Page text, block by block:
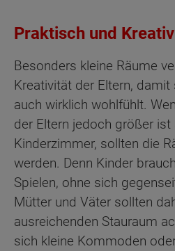
Praktisch und Kreativ
Besonders kleine Räume
Kreativität der Eltern,
auch wirklich wohlfühlt.
der Eltern jedoch größer
Kinderzimmer, sollten die
werden. Denn Kinder
Spielen, ohne sich
Mütter und Väter sollten
ausreichenden Stauraum
sich kleine Kommoden